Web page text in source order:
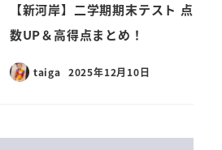
【新河岸】二学期期末テスト 点
数UP＆高得点まとめ！
taiga 2025年12月10日